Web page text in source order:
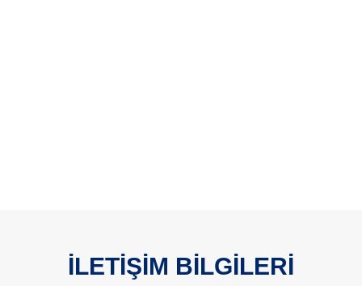
İLETİŞİM BİLGİLERİ